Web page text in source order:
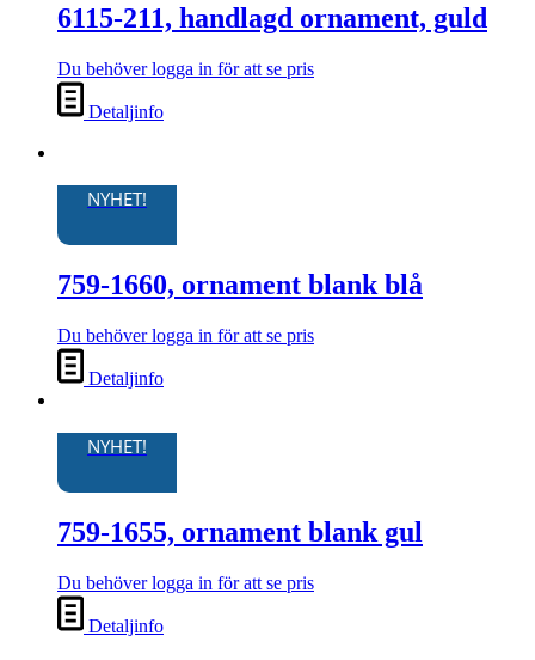
6115-211, handlagd ornament, guld
Du behöver logga in för att se pris
Detaljinfo
NYHET!
759-1660, ornament blank blå
Du behöver logga in för att se pris
Detaljinfo
NYHET!
759-1655, ornament blank gul
Du behöver logga in för att se pris
Detaljinfo